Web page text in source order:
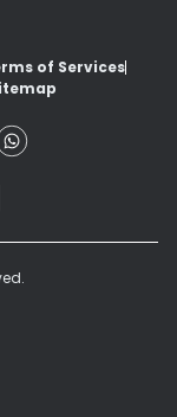
of Services